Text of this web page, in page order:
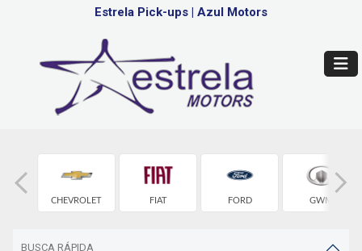
Estrela Pick-ups | Azul Motors
CHEVROLET FIAT FORD GWM
BUSCA RÁPIDA